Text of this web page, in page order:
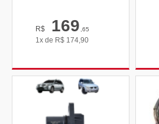
R$ 169,65
1x de R$ 174,90